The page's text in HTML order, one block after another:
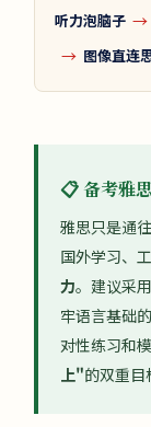
听力泡脑子 →
→ 图像直连
📋 备考雅
雅思只是通
国外学习、
力。建议采
牢语言基础
对性练习和
上"的双重目